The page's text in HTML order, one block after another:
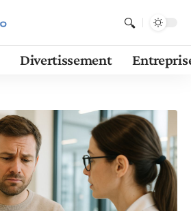
Divertissement